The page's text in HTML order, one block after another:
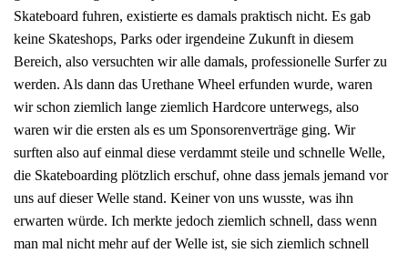
Skateboard fuhren, existierte es damals praktisch nicht. Es gab
keine Skateshops, Parks oder irgendeine Zukunft in diesem
Bereich, also versuchten wir alle damals, professionelle Surfer zu
werden. Als dann das Urethane Wheel erfunden wurde, waren
wir schon ziemlich lange ziemlich Hardcore unterwegs, also
waren wir die ersten als es um Sponsorenverträge ging. Wir
surften also auf einmal diese verdammt steile und schnelle Welle,
die Skateboarding plötzlich erschuf, ohne dass jemals jemand vor
uns auf dieser Welle stand. Keiner von uns wusste, was ihn
erwarten würde. Ich merkte jedoch ziemlich schnell, dass wenn
man mal nicht mehr auf der Welle ist, sie sich ziemlich schnell